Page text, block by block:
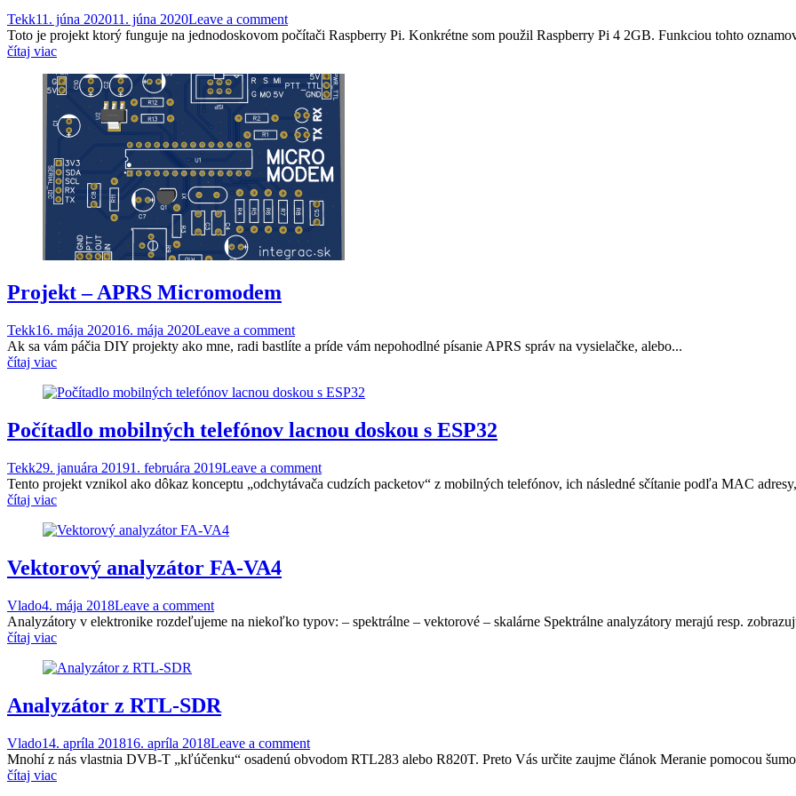
Tekk11. júna 202011. júna 2020Leave a comment
Toto je projekt ktorý funguje na jednodoskovom počítači Raspberry Pi. Konkrétne som použil Raspberry Pi 4 2GB. Funkciou tohto
čítaj viac
Projekt – APRS Micromodem
Tekk16. mája 202016. mája 2020Leave a comment
Ak sa vám páčia DIY projekty ako mne, radi bastlíte a príde vám nepohodlné písanie APRS správ na vysielačke, alebo...
čítaj viac
Počítadlo mobilných telefónov lacnou doskou s ESP32
Tekk29. januára 20191. februára 2019Leave a comment
Tento projekt vznikol ako dôkaz konceptu „odchytávača cudzích packetov“ z mobilných telefónov, ich následné sčítanie podľa MAC
čítaj viac
Vektorový analyzátor FA-VA4
Vlado4. mája 2018Leave a comment
Analyzátory v elektronike rozdeľujeme na niekoľko typov: – spektrálne – vektorové – skalárne Spektrálne analyzátory merajú resp.
čítaj viac
Analyzátor z RTL-SDR
Vlado14. apríla 201816. apríla 2018Leave a comment
Mnohí z nás vlastnia DVB-T „kľúčenku“ osadenú obvodom RTL283 alebo R820T. Preto Vás určite zaujme článok Meranie pomocou
čítaj viac